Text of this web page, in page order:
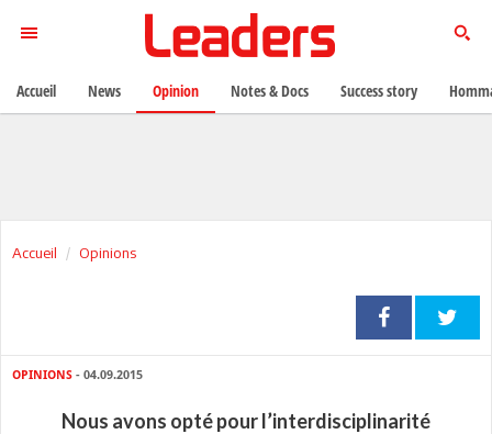
Accueil Opinions
OPINIONS - 04.09.2015
Nous avons opté pour l’interdisciplinarité
Accueil News Opinion Notes & Docs Success story